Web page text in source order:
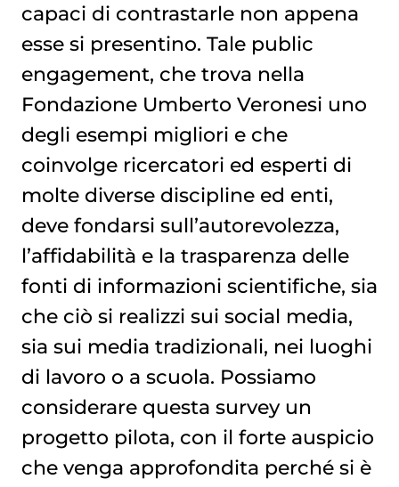
capaci di contrastarle non appena
esse si presentino. Tale public
engagement, che trova nella
Fondazione Umberto Veronesi uno
degli esempi migliori e che
coinvolge ricercatori ed esperti di
molte diverse discipline ed enti,
deve fondarsi sull’autorevolezza,
l’affidabilità e la trasparenza delle
fonti di informazioni scientifiche, sia
che ciò si realizzi sui social media,
sia sui media tradizionali, nei luoghi
di lavoro o a scuola. Possiamo
considerare questa survey un
progetto pilota, con il forte auspicio
che venga approfondita perché si è